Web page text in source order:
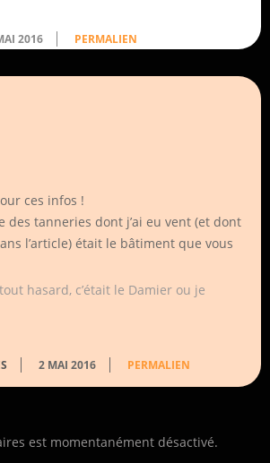
2016 PERMALIEN
ces infos !
des tanneries dont j’ai eu vent (et dont
l’article) était le bâtiment que vous
hasard, c’était le Damier ou je
2 MAI 2016 PERMALIEN
est momentanément désactivé.